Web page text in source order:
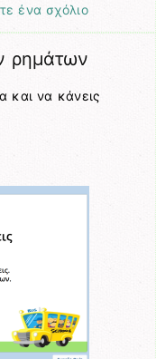
ένα σχόλιο
ρημάτων
και να κάνεις